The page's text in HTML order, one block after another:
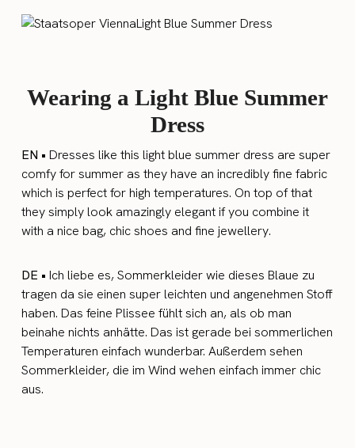
Wearing a Light Blue Summer
Dress
EN •Dresses like this light blue summer dress are super
comfy for summer as they have an incredibly fine fabric
which is perfect for high temperatures. On top of that
they simply look amazingly elegant if you combine it
with a nice bag, chic shoes and fine jewellery.
DE •Ich liebe es, Sommerkleider wie dieses Blaue zu
tragen da sie einen super leichten und angenehmen Stoff
haben. Das feine Plissee fühlt sich an, als ob man
beinahe nichts anhätte. Das ist gerade bei sommerlichen
Temperaturen einfach wunderbar. Außerdem sehen
Sommerkleider, die im Wind wehen einfach immer chic
aus.